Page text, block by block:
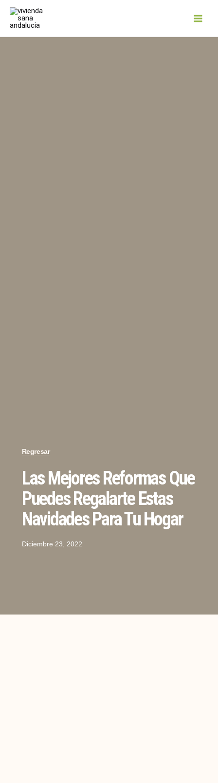
Regresar
Las Mejores Reformas Que
Puedes Regalarte Estas
Navidades Para Tu Hogar
Diciembre 23, 2022